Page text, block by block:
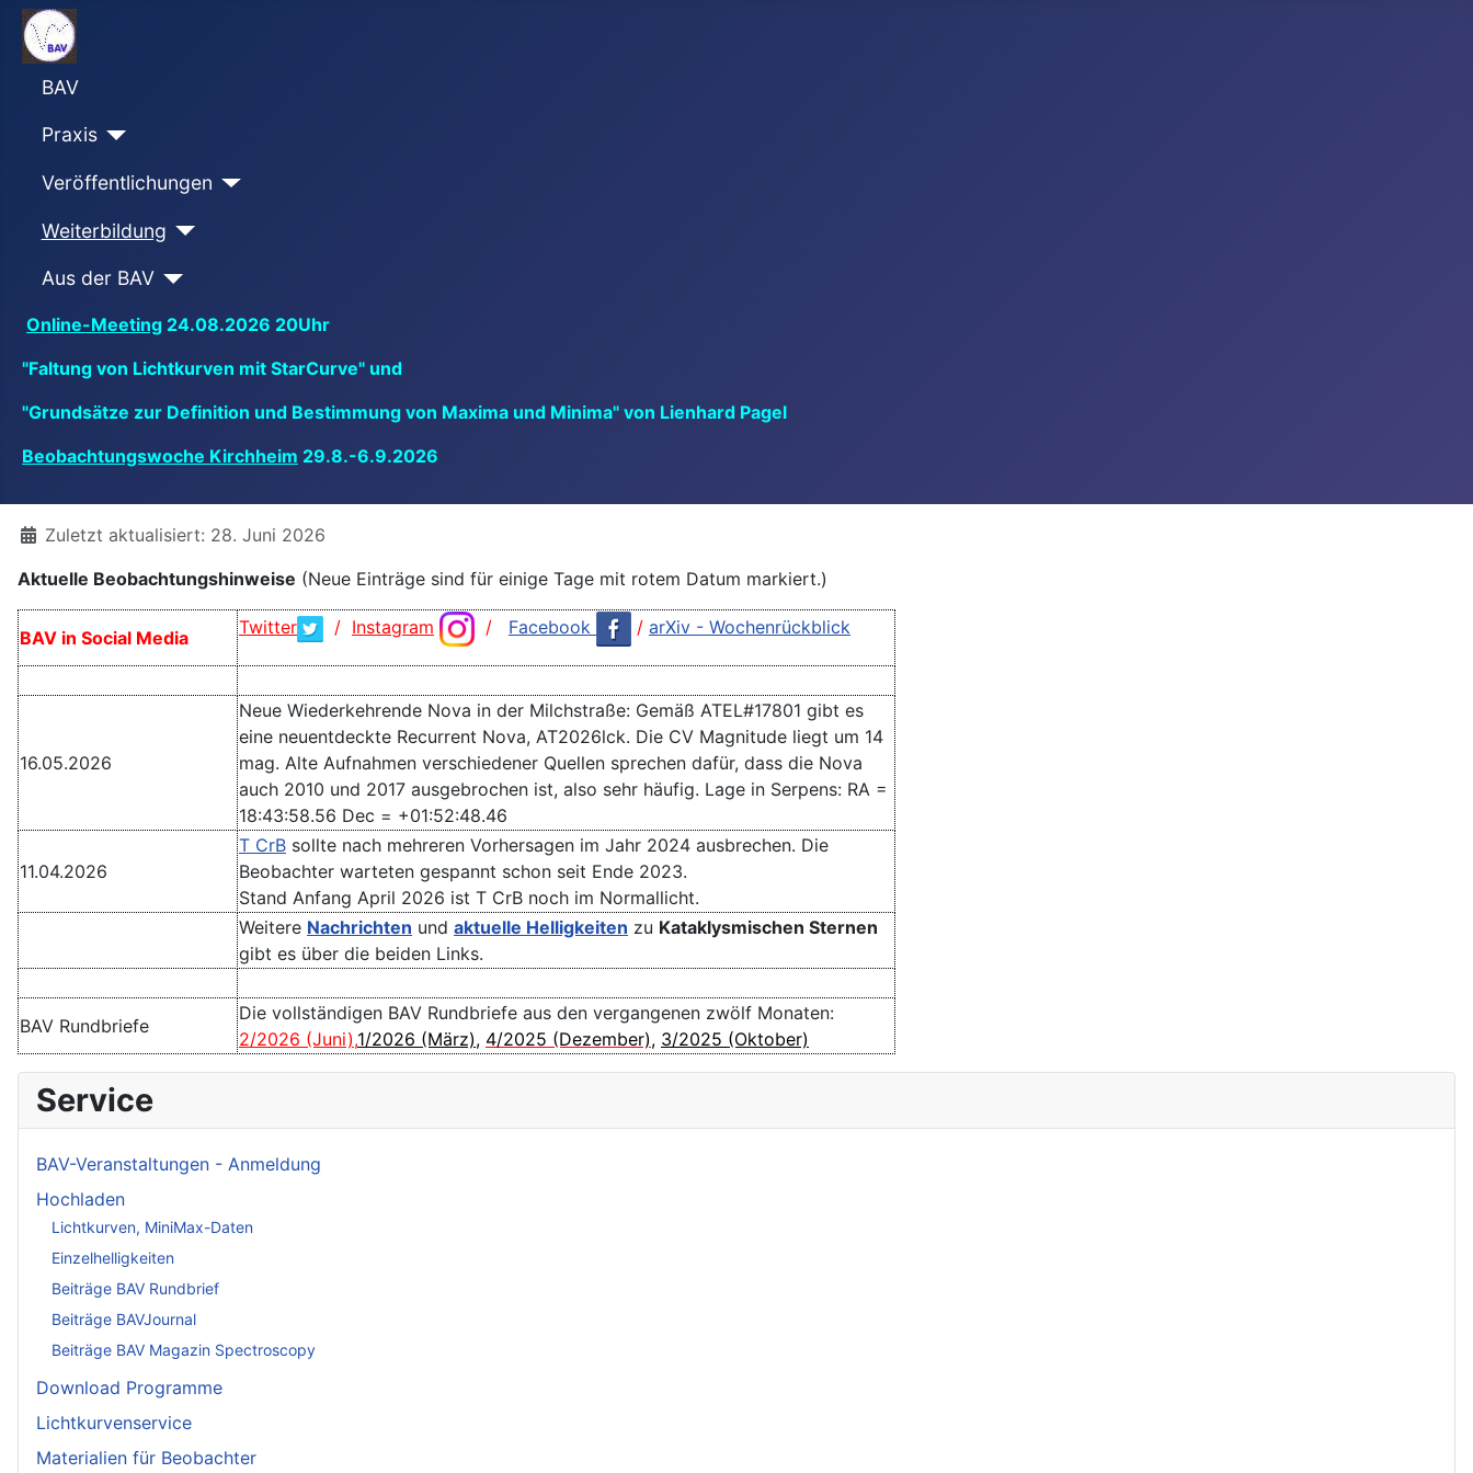
BAV
Praxis
Veröffentlichungen
Weiterbildung
Aus der BAV
Online-Meeting 24.08.2026 20Uhr
"Faltung von Lichtkurven mit StarCurve" und
"Grundsätze zur Definition und Bestimmung von Maxima und Minima" von Lienhard Pagel
Beobachtungswoche Kirchheim 29.8.-6.9.2026
DetailsZuletzt aktualisiert: 28. Juni 2026
Aktuelle Beobachtungshinweise (Neue Einträge sind für einige Tage mit rotem Datum markiert.)
BAV in Social Media Twitter / Instagram / Facebook / arXiv - Wochenrückblick
16.05.2026
Neue Wiederkehrende Nova in der Milchstraße: Gemäß ATEL#17801 gibt es
eine neuentdeckte Recurrent Nova, AT2026lck. Die CV Magnitude liegt um 14
mag. Alte Aufnahmen verschiedener Quellen sprechen dafür, dass die Nova
auch 2010 und 2017 ausgebrochen ist, also sehr häufig. Lage in Serpens: RA =
18:43:58.56 Dec = +01:52:48.46
11.04.2026
T CrB sollte nach mehreren Vorhersagen im Jahr 2024 ausbrechen. Die
Beobachter warteten gespannt schon seit Ende 2023.
Stand Anfang April 2026 ist T CrB noch im Normallicht.
Weitere Nachrichten und aktuelle Helligkeiten zu Kataklysmischen Sternen
gibt es über die beiden Links.
BAV Rundbriefe
Die vollständigen BAV Rundbriefe aus den vergangenen zwölf Monaten:
2/2026 (Juni),1/2026 (März), 4/2025 (Dezember), 3/2025 (Oktober)
Service
BAV-Veranstaltungen - Anmeldung
Hochladen
Lichtkurven, MiniMax-Daten
Einzelhelligkeiten
Beiträge BAV Rundbrief
Beiträge BAVJournal
Beiträge BAV Magazin Spectroscopy
Download Programme
Lichtkurvenservice
Materialien für Beobachter